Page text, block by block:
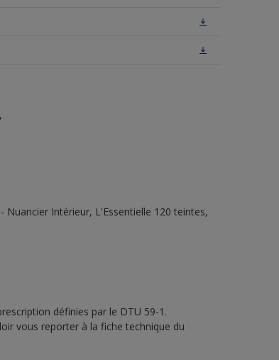
Nuancier Intérieur, L'Essentielle 120 teintes,
définies par le DTU 59-1.
vous reporter à la fiche technique du